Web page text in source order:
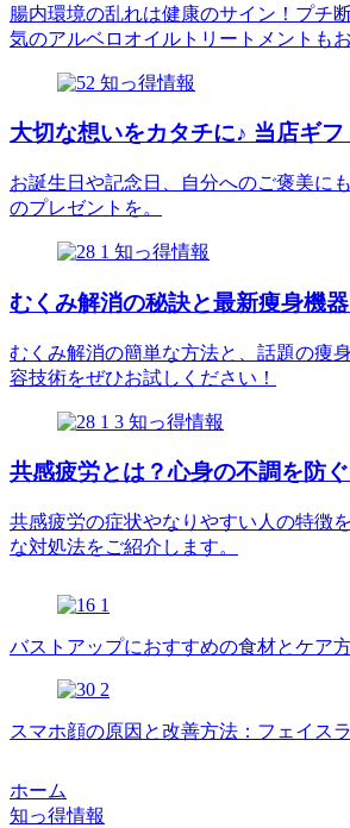
腸内環境の乱れは健康のサイン！プチ
気のアルベロオイルトリートメントも
知っ得情報
大切な想いをカタチに♪ 当店ギ
お誕生日や記念日、自分へのご褒美に
のプレゼントを。
知っ得情報
むくみ解消の秘訣と最新痩身機
むくみ解消の簡単な方法と、話題の痩
容技術をぜひお試しください！
知っ得情報
共感疲労とは？心身の不調を防
共感疲労の症状やなりやすい人の特徴
な対処法をご紹介します。
バストアップにおすすめの食材とケア
スマホ顔の原因と改善方法：フェイス
ホーム
知っ得情報